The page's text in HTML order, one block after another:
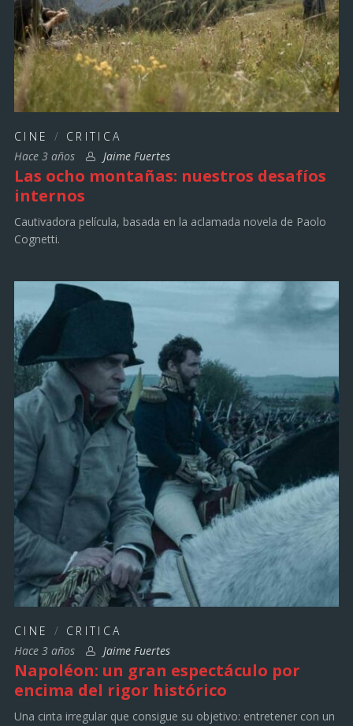
CINE / CRITICA
Hace 3 años
Jaime Fuertes
Las ocho montañas: nuestros desafíos
internos
Cautivadora película, basada en la aclamada novela de Paolo
Cognetti.
CINE / CRITICA
Hace 3 años
Jaime Fuertes
Napoléon: un gran espectáculo por
encima del rigor histórico
Una cinta irregular que consigue su objetivo: entretener con un